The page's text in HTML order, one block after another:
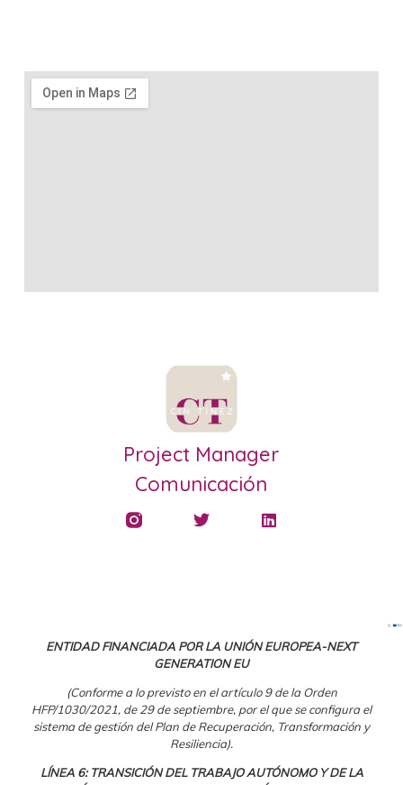
Project Manager
Comunicación
ENTIDAD FINANCIADA POR LA UNIÓN EUROPEA-NEXT
GENERATION EU
(Conforme a lo previsto en el artículo 9 de la Orden
HFP/1030/2021, de 29 de septiembre, por el que se configura el
sistema de gestión del Plan de Recuperación, Transformación y
Resiliencia).
LÍNEA 6: TRANSICIÓN DEL TRABAJO AUTÓNOMO Y DE LA